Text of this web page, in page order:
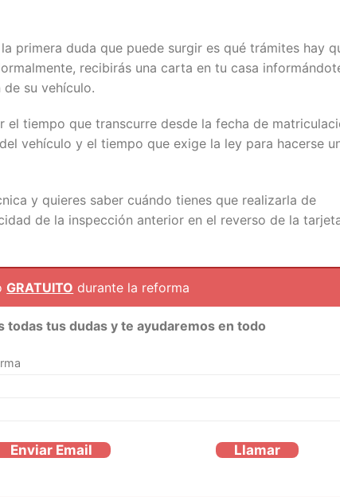
primera duda que puede surgir es qué trámites hay
recibirás una carta en tu casa
su vehículo.
el tiempo que transcurre desde la fecha de
vehículo y el tiempo que exige la ley para hacerse
y quieres saber cuándo tienes que realizarla de
de la inspección anterior en el reverso de la
GRATUITO durante la reforma
todas tus dudas y te ayudaremos en todo
Enviar Email Llamar